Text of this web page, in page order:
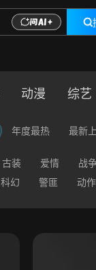
动漫 综艺
年度最热 最新
古装 爱情
战
科幻 警匪 动作